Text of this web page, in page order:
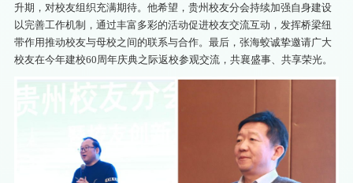
升期，对校友组织充满期待。他希望，贵州校友分会持续加强自身建设
以完善工作机制，通过丰富多彩的活动促进校友交流互动，发挥桥梁纽
带作用推动校友与母校之间的联系与合作。最后，张海蛟诚挚邀请广大
校友在今年建校60周年庆典之际返校参观交流，共襄盛事、共享荣光。